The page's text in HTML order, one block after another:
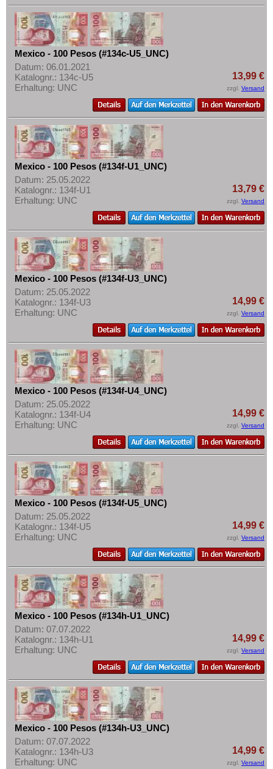
Mexico - 100 Pesos (#134c-U5_UNC)
Datum: 06.01.2021
Katalognr.: 134c-U5
Erhaltung: UNC
13,99 €
zzgl. Versand
Mexico - 100 Pesos (#134f-U1_UNC)
Datum: 25.05.2022
Katalognr.: 134f-U1
Erhaltung: UNC
13,79 €
zzgl. Versand
Mexico - 100 Pesos (#134f-U3_UNC)
Datum: 25.05.2022
Katalognr.: 134f-U3
Erhaltung: UNC
14,99 €
zzgl. Versand
Mexico - 100 Pesos (#134f-U4_UNC)
Datum: 25.05.2022
Katalognr.: 134f-U4
Erhaltung: UNC
14,99 €
zzgl. Versand
Mexico - 100 Pesos (#134f-U5_UNC)
Datum: 25.05.2022
Katalognr.: 134f-U5
Erhaltung: UNC
14,99 €
zzgl. Versand
Mexico - 100 Pesos (#134h-U1_UNC)
Datum: 07.07.2022
Katalognr.: 134h-U1
Erhaltung: UNC
14,99 €
zzgl. Versand
Mexico - 100 Pesos (#134h-U3_UNC)
Datum: 07.07.2022
Katalognr.: 134h-U3
Erhaltung: UNC
14,99 €
zzgl. Versand